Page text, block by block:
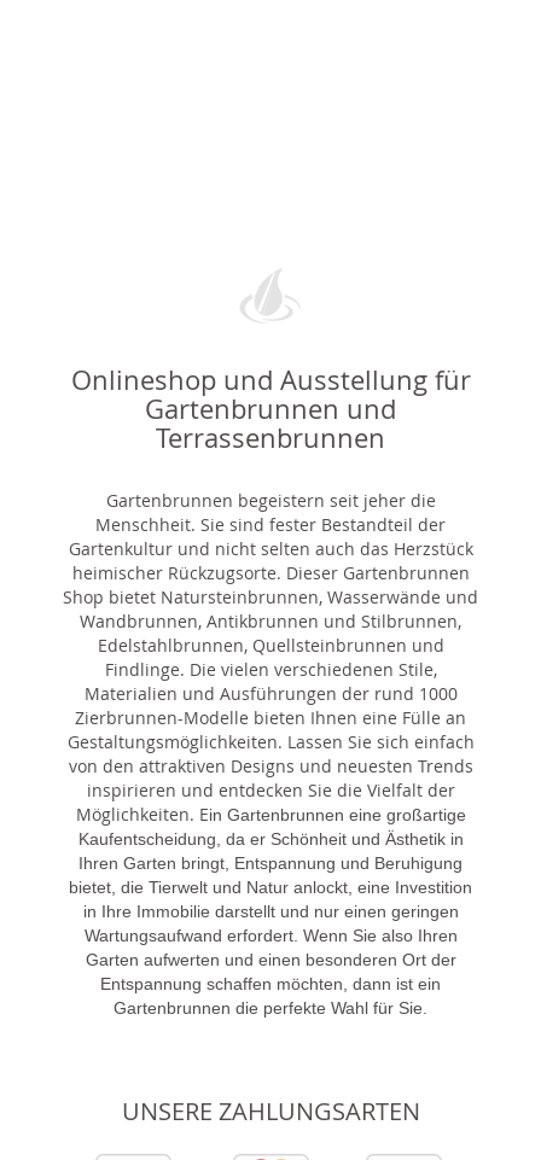
Onlineshop und Ausstellung für
Gartenbrunnen und
Terrassenbrunnen
Gartenbrunnen begeistern seit jeher die
Menschheit. Sie sind fester Bestandteil der
Gartenkultur und nicht selten auch das Herzstück
heimischer Rückzugsorte. Dieser Gartenbrunnen
Shop bietet Natursteinbrunnen, Wasserwände und
Wandbrunnen, Antikbrunnen und Stilbrunnen,
Edelstahlbrunnen, Quellsteinbrunnen und
Findlinge. Die vielen verschiedenen Stile,
Materialien und Ausführungen der rund 1000
Zierbrunnen-Modelle bieten Ihnen eine Fülle an
Gestaltungsmöglichkeiten. Lassen Sie sich einfach
von den attraktiven Designs und neuesten Trends
inspirieren und entdecken Sie die Vielfalt der
Möglichkeiten. Ein Gartenbrunnen eine großartige
Kaufentscheidung, da er Schönheit und Ästhetik in
Ihren Garten bringt, Entspannung und Beruhigung
bietet, die Tierwelt und Natur anlockt, eine Investition
in Ihre Immobilie darstellt und nur einen geringen
Wartungsaufwand erfordert. Wenn Sie also Ihren
Garten aufwerten und einen besonderen Ort der
Entspannung schaffen möchten, dann ist ein
Gartenbrunnen die perfekte Wahl für Sie.
UNSERE ZAHLUNGSARTEN